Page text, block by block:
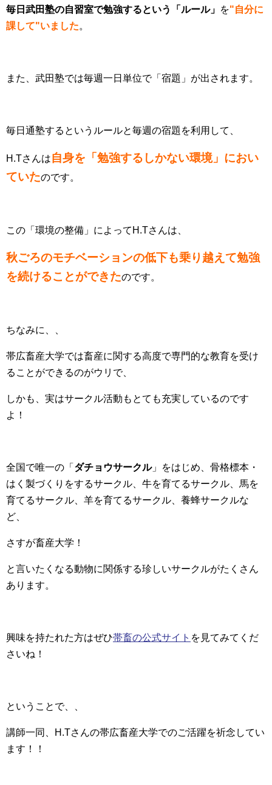
毎日武田塾の自習室で勉強するという「ルール」 を"自分に
課して"いました。
また、武田塾では毎週一日単位で「宿題」が出されます。
毎日通塾するというルールと毎週の宿題を利用して、
H.Tさんは自身を「勉強するしかない環境」におい
ていたのです。
この「環境の整備」によってH.Tさんは、
秋ごろのモチベーションの低下も乗り越えて勉強
を続けることができたのです。
ちなみに、、
帯広畜産大学では畜産に関する高度で専門的な教育を受け
ることができるのがウリで、
しかも、実はサークル活動もとても充実しているのです
よ！
全国で唯一の「 ダチョウサークル」をはじめ、骨格標本・
はく製づくりをするサークル、牛を育てるサークル、馬を
育てるサークル、羊を育てるサークル、養蜂サークルな
ど、
さすが畜産大学！
と言いたくなる動物に関係する珍しいサークルがたくさん
あります。
興味を持たれた方はぜひ帯畜の公式サイト を見てみてくだ
さいね！
ということで、、
講師一同、H.Tさんの帯広畜産大学でのご活躍を祈念してい
ます！！